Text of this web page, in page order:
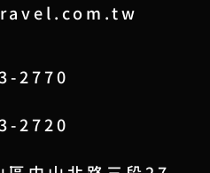
2770
2720